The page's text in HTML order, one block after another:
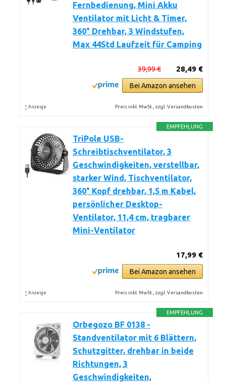
Fernbedienung, Mini Akku
Ventilator mit Licht & Timer,
360° Drehbar, 3 Windstufen,
Max 44Std Laufzeit für Camping
28,49 €
39,99 €
Bei Amazon ansehen
* Anzeige Preis inkl. MwSt., zzgl. Versandkosten
EMPFEHLUNG
TriPole USB-
Schreibtischventilator, 3
Geschwindigkeiten, verstellbar,
starker Wind, Tischventilator,
360° Kopf drehbar, 1,5 m Kabel,
persönlicher Desktop-
Ventilator, 11,4 cm, tragbarer
Mini-Ventilator
17,99 €
Bei Amazon ansehen
* Anzeige Preis inkl. MwSt., zzgl. Versandkosten
EMPFEHLUNG
Orbegozo BF 0138 -
Standventilator mit 6 Blättern,
Schutzgitter, drehbar in beide
Richtungen, 3
Geschwindigkeiten,